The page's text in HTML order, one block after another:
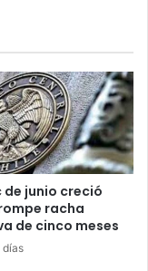
de junio creció
racha
de cinco meses
días